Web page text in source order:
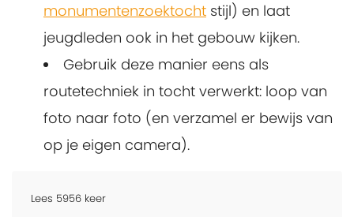
monumentenzoektocht stijl) en laat
jeugdleden ook in het gebouw kijken.
Gebruik deze manier eens als
routetechniek in tocht verwerkt: loop van
foto naar foto (en verzamel er bewijs van
op je eigen camera).
Lees 5956 keer